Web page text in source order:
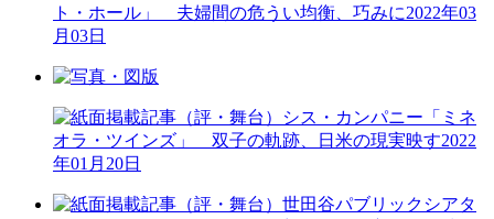
ト・ホール」 夫婦間の危うい均衡、巧みに2022年03
月03日
（評・舞台）シス・カンパニー「ミネ
オラ・ツインズ」 双子の軌跡、日米の現実映す2022
年01月20日
（評・舞台）世田谷パブリックシアタ